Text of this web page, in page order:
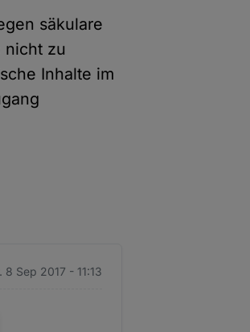
säkulare
nicht zu
Inhalte im
8 Sep 2017 - 11:13